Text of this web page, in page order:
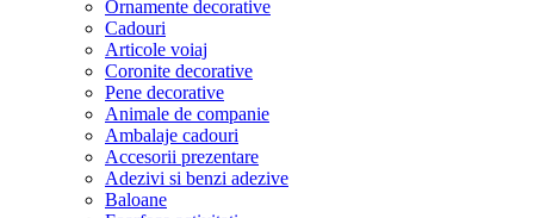
Ornamente decorative
Cadouri
Articole voiaj
Coronite decorative
Pene decorative
Animale de companie
Ambalaje cadouri
Accesorii prezentare
Adezivi si benzi adezive
Baloane